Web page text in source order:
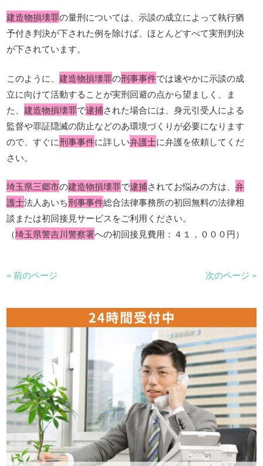
建造物損壊罪の量刑については、示談の成立によって執行猶
予付き判決が下された例を除けば、ほとんどすべて実刑判決
が下されています。
このように、建造物損壊罪の刑事事件では速やかに示談の成
立に向けて活動することが実刑回避の点から望ましく、ま
た、建造物損壊罪で逮捕された場合には、身元引受人による
監督や罪証隠滅の防止などのあ環境づくりが必要になります
ので、すぐに刑事事件に詳しい弁護士に弁護を依頼してくだ
さい。
埼玉県三郷市の建造物損壊罪で逮捕されてお悩みの方は、弁
護士法人あいち刑事事件総合法律事務所の初回無料の法律相
談または初回接見サービスをご利用ください。
（埼玉県警吉川警察署への初回接見費用：４１，０００円）
« 前のページ 次のページ »